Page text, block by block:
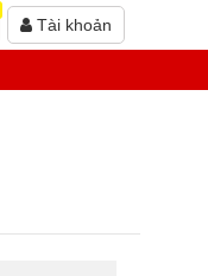
Tài khoản